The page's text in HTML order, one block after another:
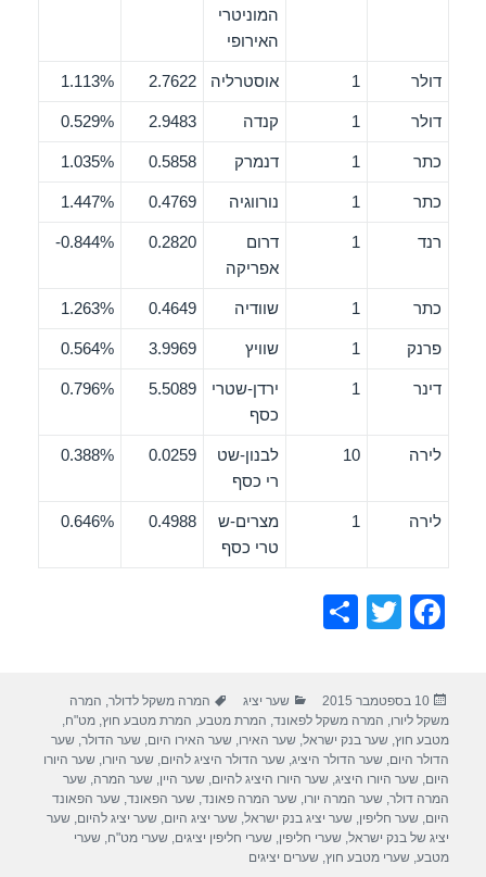
המוניטרי
האירופי
דולר 1 אוסטרליה 2.7622
1.113%
דולר 1 קנדה 2.9483
0.529%
כתר 1 דנמרק 0.5858
1.035%
כתר 1 נורווגיה 0.4769
1.447%
רנד 1
דרום
אפריקה
0.2820
0.844%-
כתר 1 שוודיה 0.4649
1.263%
פרנק 1 שוויץ 3.9969
0.564%
דינר 1
ירדן-שטרי
כסף
5.5089
0.796%
לירה 10
לבנון-שט
רי כסף
0.0259
0.388%
לירה 1
מצרים-ש
טרי כסף
0.4988
0.646%
F
e
b
o
o
k
T
er
e
פורסם
בתאריך
10 בספטמבר 2015 קטגוריות
שער יציג תגיות
המרה משקל לדולר, המרה
משקל ליורו, המרה משקל לפאונד, המרת מטבע, המרת מטבע חוץ,מט"ח,
מטבע חוץ,שער בנק ישראל,שער האירו,שער האירו היום,שער הדולר,שער
הדולר היום,שער הדולר היציג,שער הדולר היציג להיום,שער היורו,שער היורו
היום,שער היורו היציג,שער היורו היציג להיום,שער היין,שער המרה,שער
המרה דולר,שער המרה יורו,שער המרה פאונד,שער הפאונד,שער הפאונד
היום,שער חליפין,שער יציג בנק ישראל,שער יציג היום,שער יציג להיום,שער
יציג של בנק ישראל,שערי חליפין,שערי חליפין יציגים,שערי מט"ח,שערי
מטבע,שערי מטבע חוץ,שערים יציגים